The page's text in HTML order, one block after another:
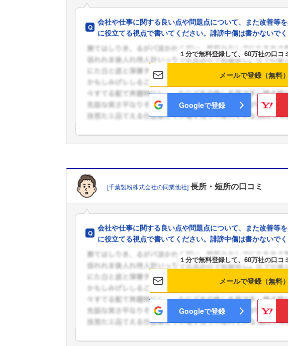
こ
会社や仕事に関する良い点や問題点について、また改善等
に役立てる視点で書いてください。誹謗中傷は書かないでく
１分で無料登録して、60万社の口コ
メールで登録（無料）
Googleで登録
[千葉製粉株式会社の同業他社] 長所・短所の口コミ
会社や仕事に関する良い点や問題点について、また改善等
に役立てる視点で書いてください。誹謗中傷は書かないでく
１分で無料登録して、60万社の口コ
メールで登録（無料）
Googleで登録